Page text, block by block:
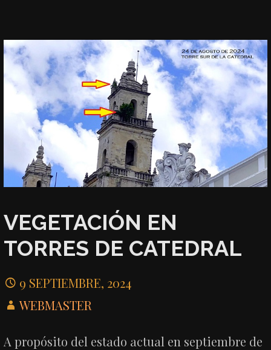
VEGETACIÓN EN
TORRES DE CATEDRAL
9 SEPTIEMBRE, 2024
WEBMASTER
A propósito del estado actual en septiembre de